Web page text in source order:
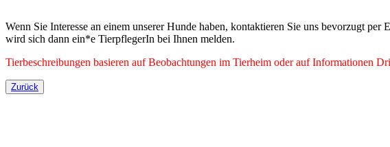
Wenn Sie Interesse an einem unserer Hunde haben, kontaktieren Sie uns bevorzugt
wird sich dann ein*e TierpflegerIn bei Ihnen melden.
Tierbeschreibungen basieren auf Beobachtungen im Tierheim oder auf Informationen
Zurück